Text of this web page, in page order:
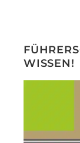
WISSEN!